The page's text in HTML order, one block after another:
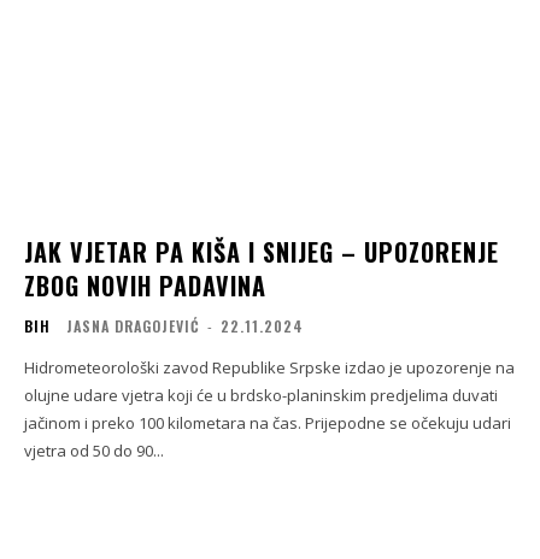
ЈAK VJETAR PA KIŠA I SNIJEG – UPOZORENJE
ZBOG NOVIH PADAVINA
BIH JASNA DRAGOJEVIĆ - 22.11.2024
Hidrometeorološki zavod Republike Srpske izdao je upozorenje na
olujne udare vjetra koji će u brdsko-planinskim predjelima duvati
jačinom i preko 100 kilometara na čas. Prijepodne se očekuju udari
vjetra od 50 do 90...